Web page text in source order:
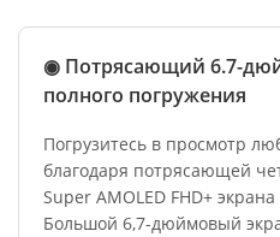
◉ Потрясающий 6.7-
полного погружения
Погрузитесь в просмотр
благодаря потрясающей
Super AMOLED FHD+
Большой 6,7-дюймовый